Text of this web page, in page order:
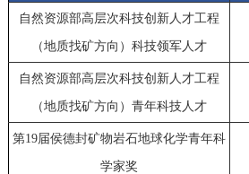
自然资源部高层次科技创新人才工程
（地质找矿方向）科技领军人才
自然资源部高层次科技创新人才工程
（地质找矿方向）青年科技人才
第19届侯德封矿物岩石地球化学青年科
学家奖